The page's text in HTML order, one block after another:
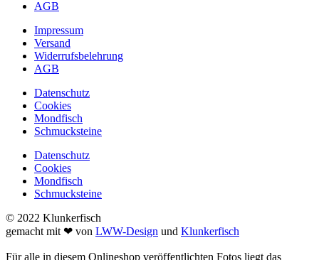
AGB
Impressum
Versand
Widerrufsbelehrung
AGB
Datenschutz
Cookies
Mondfisch
Schmucksteine
Datenschutz
Cookies
Mondfisch
Schmucksteine
© 2022 Klunkerfisch
gemacht mit ❤ von LWW-Design und Klunkerfisch
Für alle in diesem Onlineshop veröffentlichten Fotos liegt das